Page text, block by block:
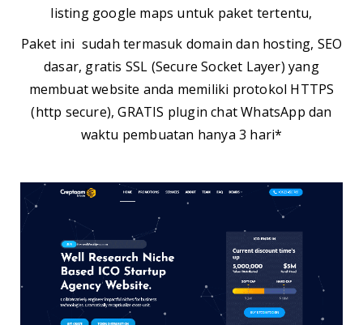
listing google maps untuk paket tertentu,
Paket ini sudah termasuk domain dan hosting, SEO
dasar, gratis SSL (Secure Socket Layer) yang
membuat website anda memiliki protokol HTTPS
(http secure), GRATIS plugin chat WhatsApp dan
waktu pembuatan hanya 3 hari*